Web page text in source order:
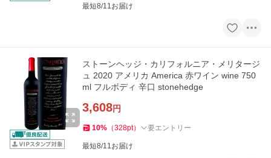
最短8/11お届け
ストーンヘッジ・カリフォルニア・メリタージ
ュ 2020 アメリカ America 赤ワイン wine 750
ml フルボディ 辛口 stonehedge
3,608円
10% （328pt） 要エントリー
最短8/11お届け